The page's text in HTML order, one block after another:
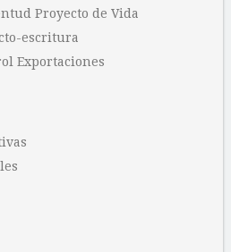
Proyecto de Vida
escritura
Exportaciones